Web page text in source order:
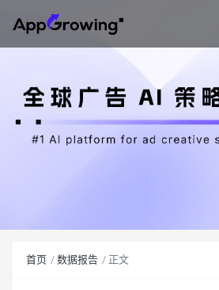
首页 数据报告 正文